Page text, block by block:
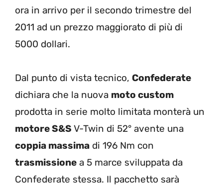
ora in arrivo per il secondo trimestre del
2011 ad un prezzo maggiorato di più di
5000 dollari.
Dal punto di vista tecnico, Confederate
dichiara che la nuova moto custom
prodotta in serie molto limitata monterà un
motore S&S V-Twin di 52° avente una
coppia massima di 196 Nm con
trasmissione a 5 marce sviluppata da
Confederate stessa. Il pacchetto sarà